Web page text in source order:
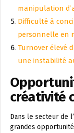
manipulation
Difficulté à
personnelle en
Turnover élevé
une instabilité
créativité
Dans le secteur de
grandes